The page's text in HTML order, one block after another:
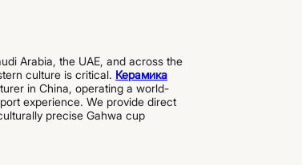
Arabia, the UAE, and across the
culture is critical. Керамика
in China, operating a world-
experience. We provide direct
precise Gahwa cup